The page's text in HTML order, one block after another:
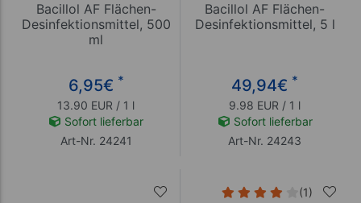
Bacillol AF Flächen-
Desinfektionsmittel, 500
ml
6,95€ *
13.90 EUR / 1 l
Sofort lieferbar
Art-Nr. 24241
Bacillol AF Flächen-
Desinfektionsmittel, 5 l
49,94€ *
9.98 EUR / 1 l
Sofort lieferbar
Art-Nr. 24243
(1)